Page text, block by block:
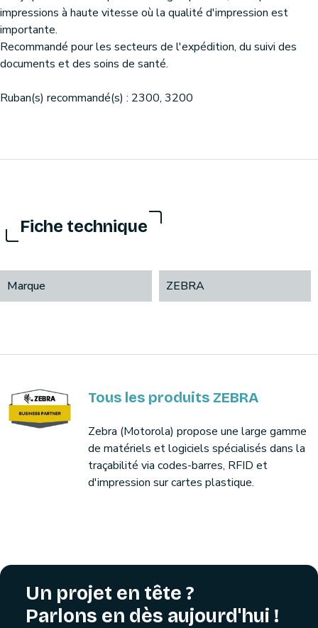
impressions à haute vitesse où la qualité d'impression est
importante.
Recommandé pour les secteurs de l'expédition, du suivi des
documents et des soins de santé.
Ruban(s) recommandé(s) : 2300, 3200
Fiche technique
Marque ZEBRA
Tous les produits ZEBRA
Zebra (Motorola) propose une large gamme
de matériels et logiciels spécialisés dans la
traçabilité via codes-barres, RFID et
d'impression sur cartes plastique.
Un projet en tête ?
Parlons en dès aujourd'hui !